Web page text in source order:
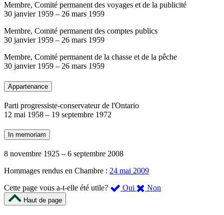
Membre, Comité permanent des voyages et de la publicité
30 janvier 1959 – 26 mars 1959
Membre, Comité permanent des comptes publics
30 janvier 1959 – 26 mars 1959
Membre, Comité permanent de la chasse et de la pêche
30 janvier 1959 – 26 mars 1959
Appartenance
Parti progressiste-conservateur de l'Ontario
12 mai 1958 – 19 septembre 1972
In memoriam
8 novembre 1925 – 6 septembre 2008
Hommages rendus en Chambre : 24 mai 2009
Cette page vous a-t-elle été utile?
Oui ,
Non
Haut de page